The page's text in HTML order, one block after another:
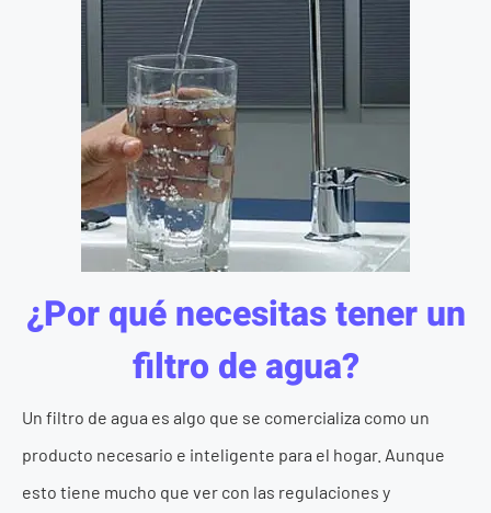
¿Por qué necesitas tener un
filtro de agua?
Un filtro de agua es algo que se comercializa como un
producto necesario e inteligente para el hogar. Aunque
esto tiene mucho que ver con las regulaciones y